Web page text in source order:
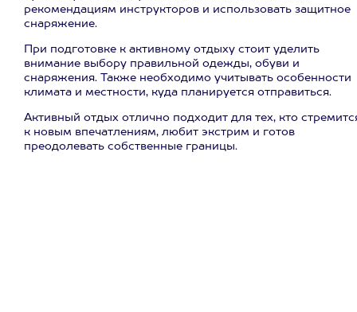
рекомендациям инструкторов и использовать защитное
снаряжение.
При подготовке к активному отдыху стоит уделить
внимание выбору правильной одежды, обуви и
снаряжения. Также необходимо учитывать особенности
климата и местности, куда планируется отправиться.
Активный отдых отлично подходит для тех, кто
к новым впечатлениям, любит экстрим и готов
преодолевать собственные границы.